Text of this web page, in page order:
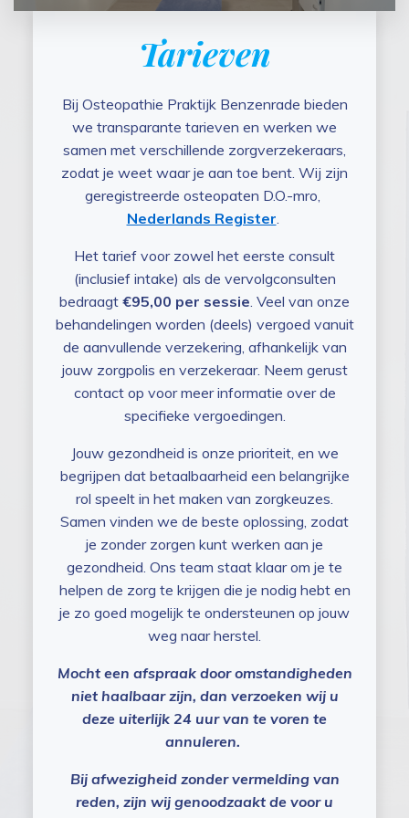
Tarieven
Bij Osteopathie Praktijk Benzenrade bieden
we transparante tarieven en werken we
samen met verschillende zorgverzekeraars,
zodat je weet waar je aan toe bent. Wij zijn
geregistreerde osteopaten D.O.-mro,
Nederlands Register.
Het tarief voor zowel het eerste consult
(inclusief intake) als de vervolgconsulten
bedraagt €95,00 per sessie. Veel van onze
behandelingen worden (deels) vergoed vanuit
de aanvullende verzekering, afhankelijk van
jouw zorgpolis en verzekeraar. Neem gerust
contact op voor meer informatie over de
specifieke vergoedingen.
Jouw gezondheid is onze prioriteit, en we
begrijpen dat betaalbaarheid een belangrijke
rol speelt in het maken van zorgkeuzes.
Samen vinden we de beste oplossing, zodat
je zonder zorgen kunt werken aan je
gezondheid. Ons team staat klaar om je te
helpen de zorg te krijgen die je nodig hebt en
je zo goed mogelijk te ondersteunen op jouw
weg naar herstel.
Mocht een afspraak door omstandigheden
niet haalbaar zijn, dan verzoeken wij u
deze uiterlijk 24 uur van te voren te
annuleren.
Bij afwezigheid zonder vermelding van
reden, zijn wij genoodzaakt de voor u